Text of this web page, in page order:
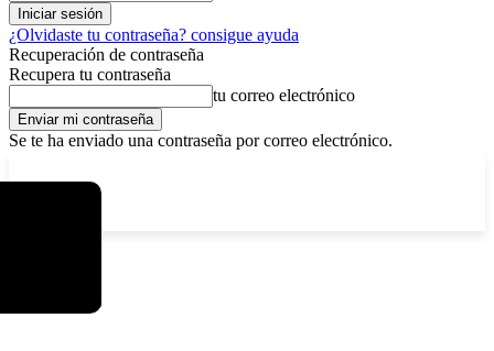
¿Olvidaste tu contraseña? consigue ayuda
Recuperación de contraseña
Recupera tu contraseña
tu correo electrónico
Se te ha enviado una contraseña por correo electrónico.